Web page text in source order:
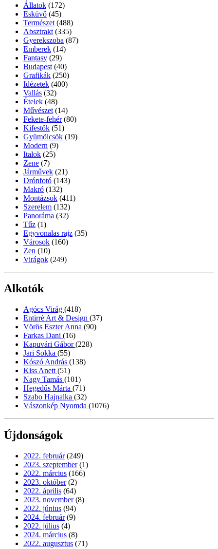
Állatok (172)
Esküvő (45)
Természet (488)
Absztrakt (335)
Gyerekszoba (87)
Emberek (14)
Fantasy (29)
Budapest (40)
Grafikák (250)
Idézetek (400)
Vallás (32)
Ételek (48)
Művészet (14)
Fekete-fehér (80)
Kifestők (51)
Gyümölcsök (19)
Modern (9)
Italok (25)
Zene (7)
Járművek (21)
Drónfotó (143)
Makró (132)
Montázsok (411)
Szerelem (132)
Panoráma (32)
Tűz (1)
Egyvonalas rajz (35)
Városok (160)
Zen (10)
Virágok (249)
Alkotók
Agócs Virág (418)
Entirrè Art & Design (37)
Vörös Eszter Anna (90)
Farkas Dani (16)
Kapuvári Gábor(228)
Jari Sokka (55)
Kószó András (138)
Kiss Anett (51)
Nagy Tamás (101)
Hegedűs Márta (71)
Szabo Hajnalka (32)
Vászonkép Nyomda (1076)
Újdonságok
2022. február (249)
2023. szeptember (1)
2022. március (166)
2023. október (2)
2022. április (64)
2023. november (8)
2022. június (94)
2024. február (9)
2022. július (4)
2024. március (8)
2022. augusztus (71)